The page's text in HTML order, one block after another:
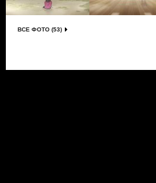
ВСЕ ФОТО (53)